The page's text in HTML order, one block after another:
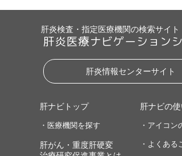
肝炎検査・指定医療機関の検索サイト
肝炎医療ナビゲーション
肝炎情報センターサイト
肝ナビトップ
・医療機関を探す
肝がん・重度肝硬変
肝ナビの
・アイコン
・よくある